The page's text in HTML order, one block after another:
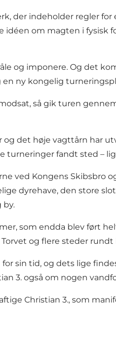
der indeholder regler
om magten i
og imponere. Og det
ny kongelig
så gik turen
det høje vagttårn har
turneringer fandt sted
ved Kongens
dyrehave, den store
by.
som endda blev ført
og flere steder rundt
sin tid, og dets lige
3. også om nogen
Christian 3., som